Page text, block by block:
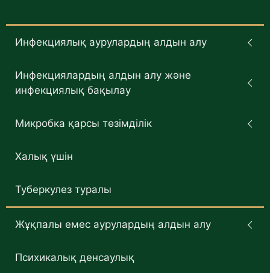
Инфекциялық аурулардың алдын алу
Инфекциялардың алдын алу және
инфекциялық бақылау
Микробка қарсы төзімділік
Халық үшін
Туберкулез туралы
Жұқпалы емес аурулардың алдын алу
Психикалық денсаулық